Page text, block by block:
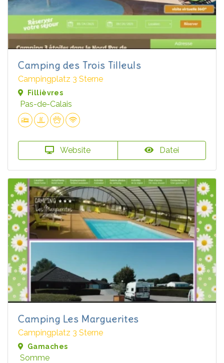
Camping des Trois Tilleuls
Campingplatz 3 Sterne
Fillièvres
Pas-de-Calais
Website Datei
Camping Les Marguerites
Campingplatz 3 Sterne
Gamaches
Somme